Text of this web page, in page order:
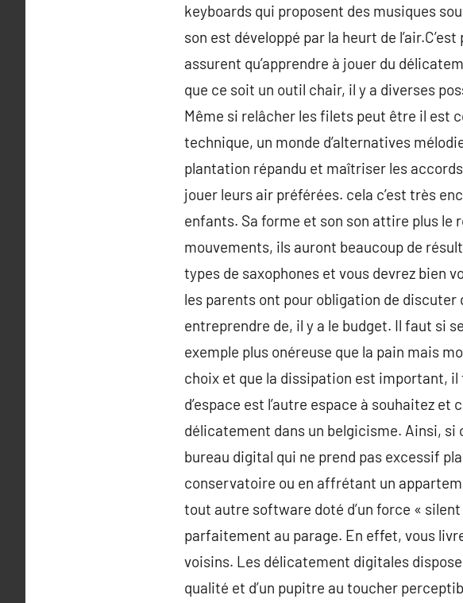
keyboards qui proposent des musiques
son est développé par la heurt de
assurent qu’apprendre à jouer du
que ce soit un outil chair, il y a diverses
Même si relâcher les filets peut être il est
technique, un monde d’alternatives
plantation répandu et maîtriser les
jouer leurs air préférées. cela c’est très
enfants. Sa forme et son son attire plus le
mouvements, ils auront beaucoup de
types de saxophones et vous devrez bien
les parents ont pour obligation de
entreprendre de, il y a le budget. Il faut si
exemple plus onéreuse que la pain mais
choix et que la dissipation est important,
d’espace est l’autre espace à souhaitez
délicatement dans un belgicisme. Ainsi, si
bureau digital qui ne prend pas excessif
conservatoire ou en affrétant un
tout autre software doté d’un force «
parfaitement au parage. En effet, vous
voisins. Les délicatement digitales
qualité et d’un pupitre au toucher